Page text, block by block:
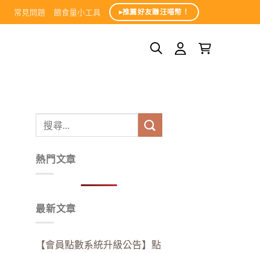
常見問題 餵食量小工具 ▸推薦好友賺汪喵幣！
熱門文章
最新文章
【會員點數系統升級公告】點